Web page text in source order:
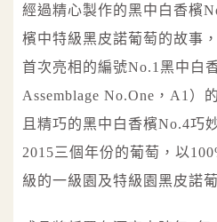
經過精心製作的黑中白香檳
檳中特級黑皮諾葡萄的故事
首次亮相的編號No.1黑中白
Assemblage No.One，A1）
且精巧的黑中白香檳No.4巧
2015三個年份的葡萄，以
級的一級園及特級園黑皮諾